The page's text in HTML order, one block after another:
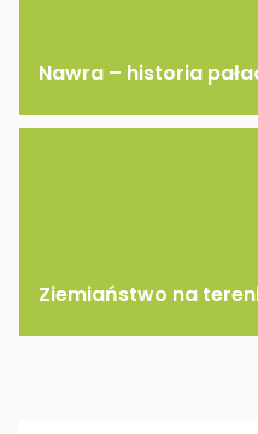
Nawra – historia
Ziemiaństwo na